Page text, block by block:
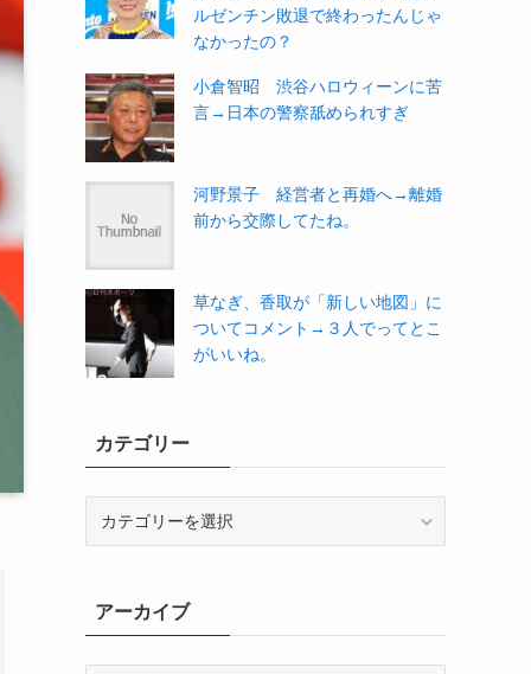
ルゼンチン敗退で終わったんじゃ
なかったの？
小倉智昭 渋谷ハロウィーンに苦
言→日本の警察舐められすぎ
河野景子 経営者と再婚へ→離婚
前から交際してたね。
草なぎ、香取が「新しい地図」に
ついてコメント→３人でってとこ
がいいね。
カテゴリー
ーアーカイブ